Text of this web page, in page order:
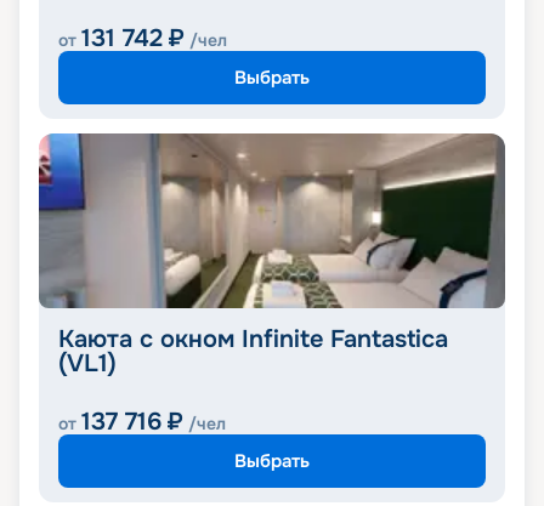
от 131 742 ₽ /чел
Выбрать
Каюта с окном Infinite Fantastica
(VL1)
от 137 716 ₽ /чел
Выбрать